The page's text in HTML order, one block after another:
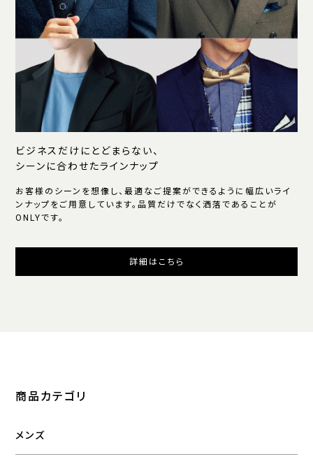
ビジネスだけにとどまらない、
シーンに合わせたラインナップ
お客様のシーンを想像し、最適なご提案ができるように幅広いライ
ンナップをご用意しています。品質だけでなく洒落であることが
ONLYです。
詳細はこちら
商品カテゴリ
メンズ